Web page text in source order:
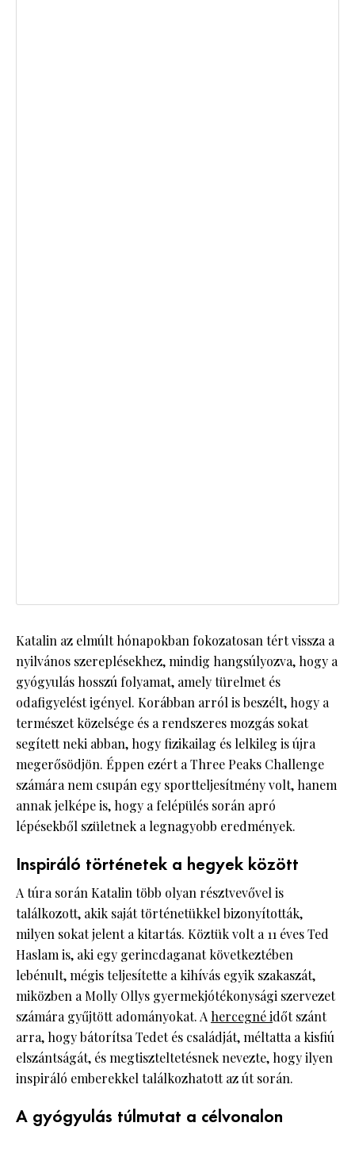
Katalin az elmúlt hónapokban fokozatosan tért vissza a
nyilvános szereplésekhez, mindig hangsúlyozva, hogy a
gyógyulás hosszú folyamat, amely türelmet és
odafigyelést igényel. Korábban arról is beszélt, hogy a
természet közelsége és a rendszeres mozgás sokat
segített neki abban, hogy fizikailag és lelkileg is újra
megerősödjön. Éppen ezért a Three Peaks Challenge
számára nem csupán egy sportteljesítmény volt, hanem
annak jelképe is, hogy a felépülés során apró
lépésekből születnek a legnagyobb eredmények.
Inspiráló történetek a hegyek között
A túra során Katalin több olyan résztvevővel is
találkozott, akik saját történetükkel bizonyították,
milyen sokat jelent a kitartás. Köztük volt a 11 éves Ted
Haslam is, aki egy gerincdaganat következtében
lebénult, mégis teljesítette a kihívás egyik szakaszát,
miközben a Molly Ollys gyermekjótékonysági szervezet
számára gyűjtött adományokat. A hercegné időt szánt
arra, hogy bátorítsa Tedet és családját, méltatta a kisfiú
elszántságát, és megtiszteltetésnek nevezte, hogy ilyen
inspiráló emberekkel találkozhatott az út során.
A gyógyulás túlmutat a célvonalon